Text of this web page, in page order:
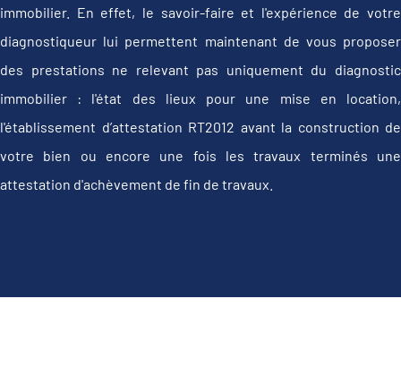
immobilier. En effet, le savoir-faire et l'expérience de votre
diagnostiqueur lui permettent maintenant de vous proposer
des prestations ne relevant pas uniquement du diagnostic
immobilier : l'état des lieux pour une mise en location,
l'établissement d’attestation RT2012 avant la construction de
votre bien ou encore une fois les travaux terminés une
attestation d'achèvement de fin de travaux.